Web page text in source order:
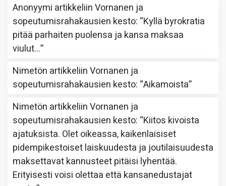
Anonyymi artikkeliinVornanen ja
sopeutumisrahakausien kesto: “Kyllä byrokratia
pitää parhaiten puolensa ja kansa maksaa
viulut…”
Nimetön artikkeliinVornanen ja
sopeutumisrahakausien kesto: “Aikamoista”
Nimetön artikkeliinVornanen ja
sopeutumisrahakausien kesto: “Kiitos kivoista
ajatuksista. Olet oikeassa, kaikenlaisiset
pidempikestoiset laiskuudesta ja joutilaisuudesta
maksettavat kannusteet pitäisi lyhentää.
Erityisesti voisi olettaa että kansanedustajat